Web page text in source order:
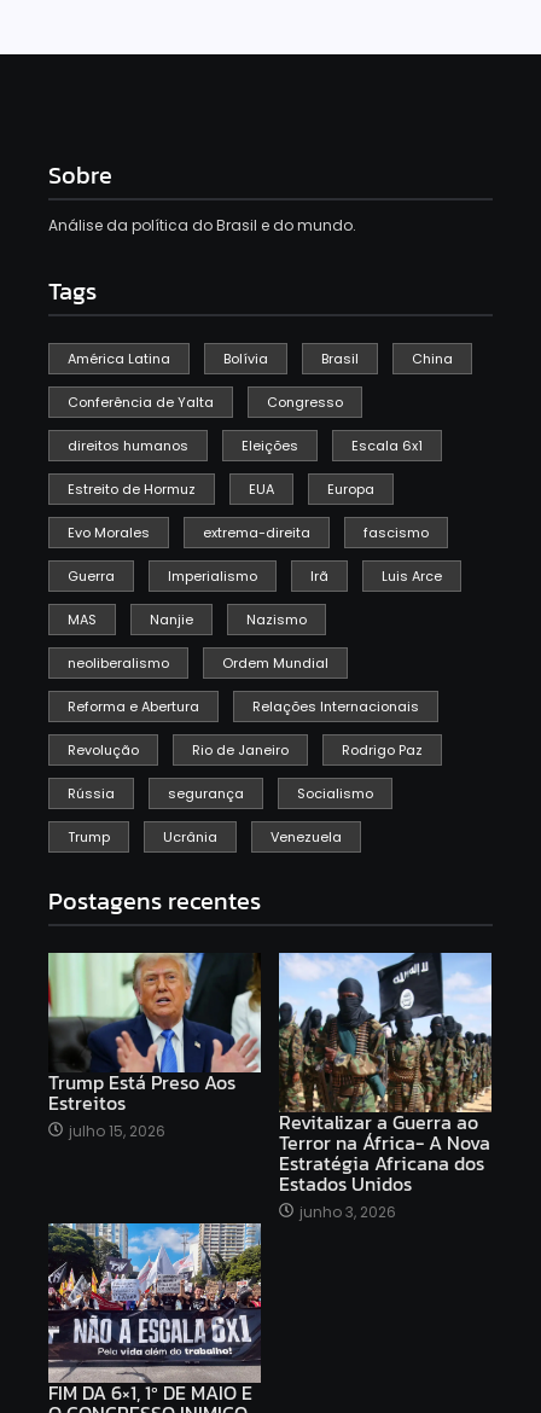
Sobre
Análise da política do Brasil e do mundo.
Tags
América Latina Bolívia Brasil China
Conferência de Yalta Congresso
direitos humanos Eleições Escala 6x1
Estreito de Hormuz EUA Europa
Evo Morales extrema-direita fascismo
Guerra Imperialismo Irã Luis Arce
MAS Nanjie Nazismo
neoliberalismo Ordem Mundial
Reforma e Abertura Relações Internacionais
Revolução Rio de Janeiro Rodrigo Paz
Rússia segurança Socialismo
Trump Ucrânia Venezuela
Postagens recentes
Trump Está Preso Aos
Estreitos
julho 15, 2026 Revitalizar a Guerra ao
Terror na África- A Nova
Estratégia Africana dos
Estados Unidos
junho 3, 2026
FIM DA 6×1, 1º DE MAIO E